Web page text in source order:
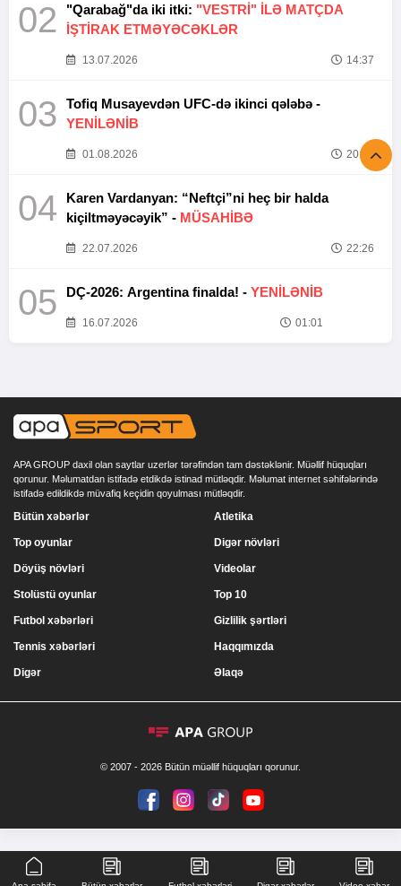
02 "Qarabağ"da iki itki: "VESTRİ" İLƏ MATÇDA
İŞTİRAK ETMƏYƏCƏKLƏR
13.07.2026 14:37
03
Tofiq Musayevdən UFC-də ikinci qələbə -
YENİLƏNİB
01.08.2026 20:52
04
Karen Vardanyan: “Neftçi”ni heç bir halda
kiçiltməyəcəyik” - MÜSAHİBƏ
22.07.2026 22:26
05 DÇ-2026: Argentina finalda! - YENİLƏNİB
16.07.2026 01:01
APA GROUP daxil olan saytlar uzerlər tərəfindən tam dəstəklənir. Müəllif hüquqları
qorunur. Məlumatdan istifadə etdikdə istinad mütləqdir. Məlumat internet səhifələrində
istifadə edildikdə müvafiq keçidin qoyulması mütləqdir.
Bütün xəbərlər
Top oyunlar
Döyüş növləri
Stolüstü oyunlar
Atletika
Digər növləri
Videolar
Top 10
Futbol xəbərləri
Tennis xəbərləri
Digər
Gizlilik şərtləri
Haqqımızda
Əlaqə
© 2007 - 2026 Bütün müəllif hüquqları qorunur.